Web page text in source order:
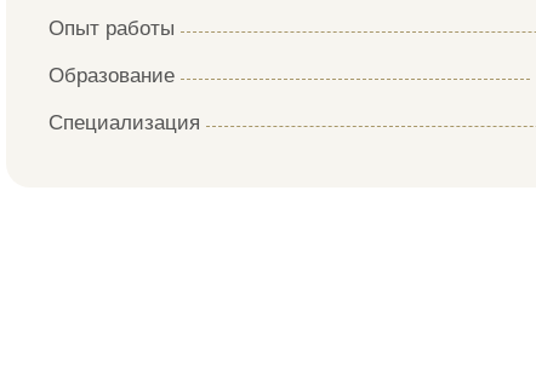
Опыт работы
Образование
Специализация